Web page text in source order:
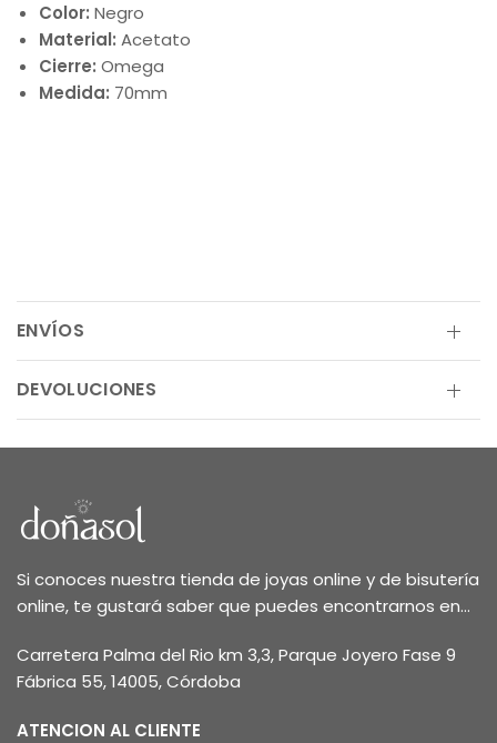
Color: Negro
Material: Acetato
Cierre: Omega
Medida: 70mm
ENVÍOS
DEVOLUCIONES
Si conoces nuestra tienda de joyas online y de bisutería
online, te gustará saber que puedes encontrarnos en...
Carretera Palma del Rio km 3,3, Parque Joyero Fase 9
Fábrica 55, 14005, Córdoba
ATENCION AL CLIENTE